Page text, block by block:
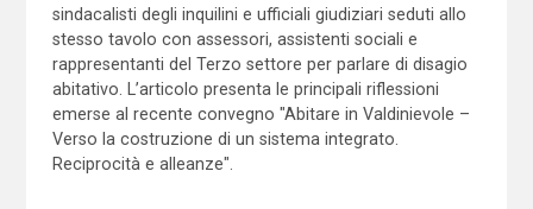
sindacalisti degli inquilini e ufficiali giudiziari seduti allo
stesso tavolo con assessori, assistenti sociali e
rappresentanti del Terzo settore per parlare di disagio
abitativo. L’articolo presenta le principali riflessioni
emerse al recente convegno "Abitare in Valdinievole –
Verso la costruzione di un sistema integrato.
Reciprocità e alleanze".